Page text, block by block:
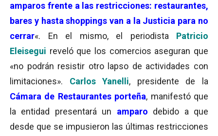
amparos frente a las restricciones: restaurantes,
bares y hasta shoppings van a la Justicia para no
cerrar«. En el mismo, el periodista Patricio
Eleisegui reveló que los comercios aseguran que
«no podrán resistir otro lapso de actividades con
limitaciones». Carlos Yanelli, presidente de la
Cámara de Restaurantes porteña, manifestó que
la entidad presentará un amparo debido a que
desde que se impusieron las últimas restricciones